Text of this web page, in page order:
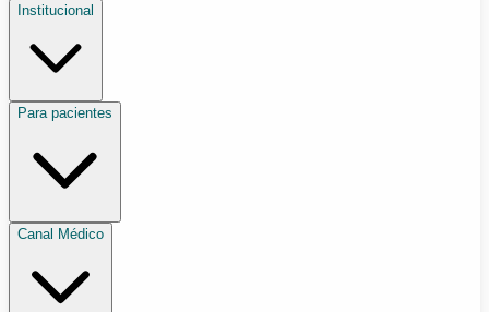
Institucional
Para pacientes
Canal Médico